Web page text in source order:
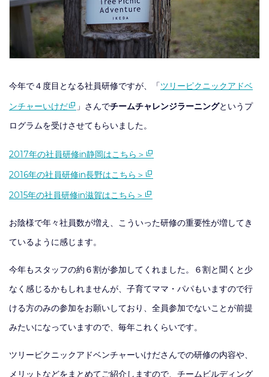
今年で４度目となる社員研修ですが、「ツリーピクニックアドベ
ンチャーいけだ
」さんでチームチャレンジラーニングというプ
ログラムを受けさせてもらいました。
2017年の社員研修in静岡はこちら＞
2016年の社員研修in長野はこちら＞
2015年の社員研修in滋賀はこちら＞
お陰様で年々社員数が増え、こういった研修の重要性が増してき
ているように感じます。
今年もスタッフの約６割が参加してくれました。６割と聞くと少
なく感じるかもしれませんが、子育てママ・パパもいますので行
ける方のみの参加をお願いしており、全員参加でないことが前提
みたいになっていますので、毎年これくらいです。
ツリーピクニックアドベンチャーいけださんでの研修の内容や、
メリットなどをまとめてご紹介しますので、チームビルディング